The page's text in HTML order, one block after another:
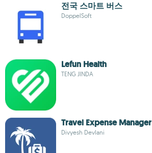
전국 스마트 버스
DoppelSoft
Lefun Health
TENG JINDA
Travel Expense Manager
Divyesh Devlani